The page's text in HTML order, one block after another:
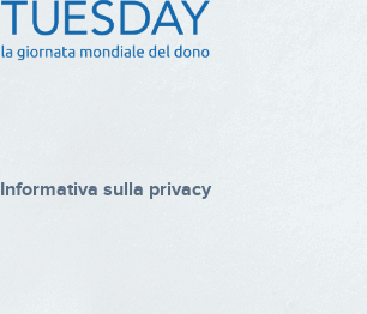
Informativa sulla privacy